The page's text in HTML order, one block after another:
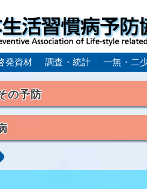
発資材 調査・統計 一無・二
の予防
常症（高脂血症）
クシンドローム
動脈硬化